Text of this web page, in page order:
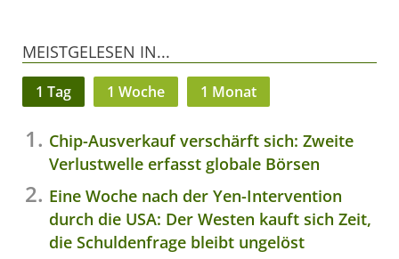
MEISTGELESEN IN...
1 Tag 1 Woche 1 Monat
Chip-Ausverkauf verschärft sich: Zweite
Verlustwelle erfasst globale Börsen
Eine Woche nach der Yen-Intervention
durch die USA: Der Westen kauft sich Zeit,
die Schuldenfrage bleibt ungelöst